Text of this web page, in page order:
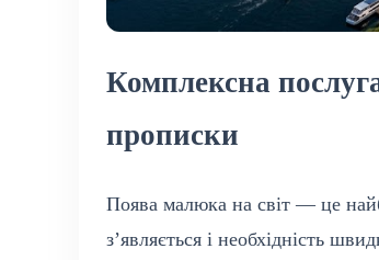
Комплексна
прописки
Поява малюка на світ — це
з’являється і необхідність